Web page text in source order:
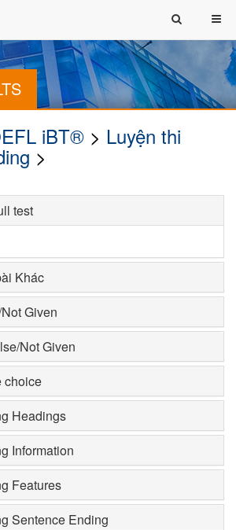
iBT® > Luyện thi
>
test
Khác
Given
Not Given
choice
Headings
Information
Features
Sentence Ending